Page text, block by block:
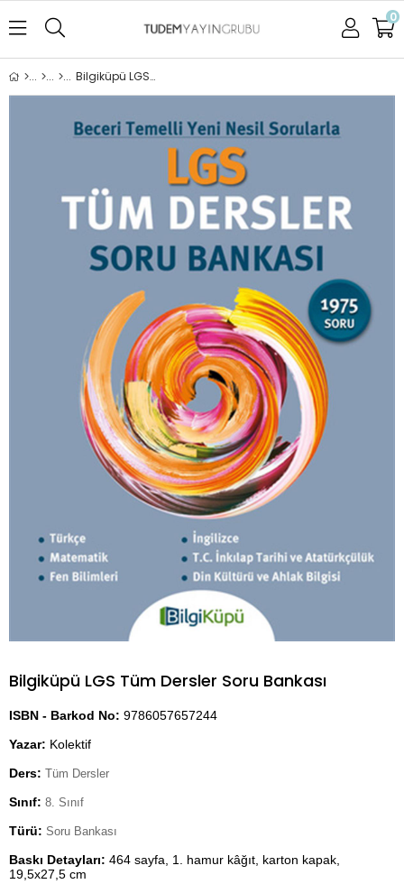
0
Bilgiküpü LGS Tüm Dersler Soru Bankası
Bilgiküpü LGS Tüm Dersler Soru Bankası
ISBN - Barkod No: 9786057657244
Yazar: Kolektif
Ders: Tüm Dersler
Sınıf: 8. Sınıf
Türü: Soru Bankası
Baskı Detayları: 464 sayfa, 1. hamur kâğıt, karton kapak,
19,5x27,5 cm